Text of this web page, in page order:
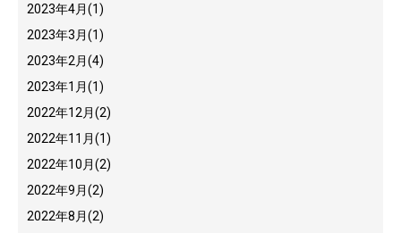
2023年4月(1)
2023年3月(1)
2023年2月(4)
2023年1月(1)
2022年12月(2)
2022年11月(1)
2022年10月(2)
2022年9月(2)
2022年8月(2)